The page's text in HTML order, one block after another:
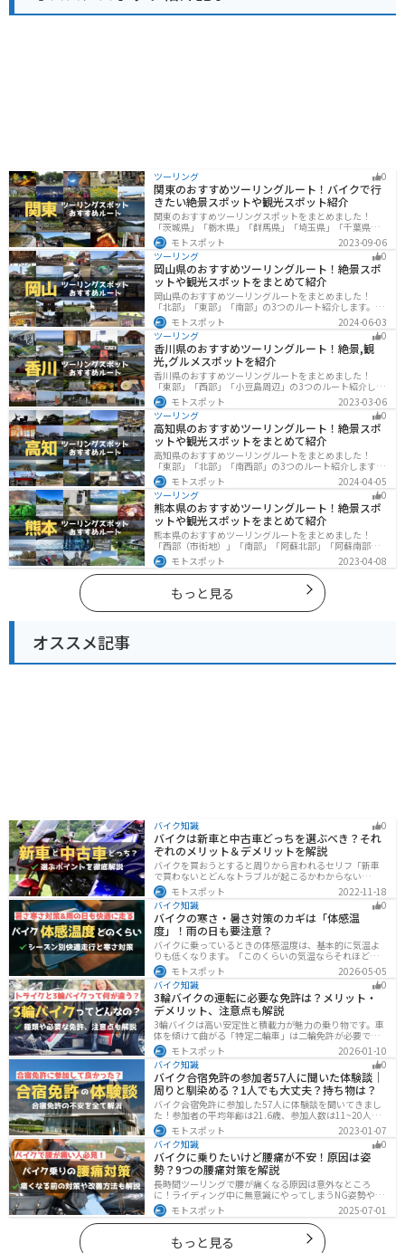
アクセスも良好です。 特に、夕暮れ時には、道の駅から
ツーリング 0
関東のおすすめツーリングルート！バイクで行
きたい絶景スポットや観光スポット紹介
関東のおすすめツーリングスポットをまとめました！
「茨城県」「栃木県」「群馬県」「埼玉県」「千葉県」
「東京都」「神奈川県」の各県の観光地紹介します。自
然豊かな山々や湖、温泉地が点在し、四季折々の景色を
楽しめるスポットが多数あります。バイクで関東にツー
リングに行く際は参考にしてください。
モトスポット
2023-09-06
ツーリング
0
岡山県のおすすめツーリングルート！絶景スポ
ットや観光スポットをまとめて紹介
岡山県のおすすめツーリングルートをまとめました！
「北部」「東部」「南部」の3つのルート紹介します。岡
山市や倉敷市など、歴史ある街並みも魅力的で、バイク
ツーリングに最適なスポットが多数あります。バイクで
岡山県にツーリングに行く際は参考にしてください。
モトスポット
2024-06-03
ツーリング
0
香川県のおすすめツーリングルート！絶景,観
光,グルメスポットを紹介
香川県のおすすめツーリングルートをまとめました！
「東部」「西部」「小豆島周辺」の3つのルート紹介しま
す。自然豊かな山から海、絶品グルメを満喫するツーリ
ングができます。バイクで香川県にツーリングに行く際
は参考にしてください。
モトスポット
2023-03-06
ツーリング
0
高知県のおすすめツーリングルート！絶景スポ
ットや観光スポットをまとめて紹介
高知県のおすすめツーリングルートをまとめました！
「東部」「北部」「南西部」の3つのルート紹介します。
山と海どちらも楽しめるスポットが多数あり、様々な楽
しみ方ができます。バイクで高知県にツーリングに行く
際は参考にしてください。
モトスポット
2024-04-05
ツーリング
0
熊本県のおすすめツーリングルート！絶景スポ
ットや観光スポットをまとめて紹介
熊本県のおすすめツーリングルートをまとめました！
「西部（市街地）」「南部」「阿蘇北部」「阿蘇南部」
の4つのルート紹介します。阿蘇山や天草諸島をはじめと
した豊かな自然や、熊本城や水前寺成趣園など歴史ある
観光スポットが多数あり、様々な楽しみ方ができます。
バイクで熊本県にツーリングに行く際は参考にしてくだ
さい。
モトスポット 2023-04-08
もっと見る
オススメ記事
バイク知識 0
バイクは新車と中古車どっちを選ぶべき？それ
ぞれのメリット＆デメリットを解説
バイクを買おうとすると周りから言われるセリフ「新車
で買わないとどんなトラブルが起こるかわからない
ぞ！」「いやいや、どうせ転ぶんだから中古車で十分
だ！」…いろんな意見があるから迷いますよね。でも新
車と中古車、どちらにも良い点と悪い点があるんです。
それぞれの特徴について解説します。
モトスポット
2022-11-18
バイク知識
0
バイクの寒さ・暑さ対策のカギは「体感温
度」！雨の日も要注意？
バイクに乗っているときの体感温度は、基本的に気温よ
りも低くなります。「このくらいの気温ならそれほど寒
くないだろう」そう考えて通常の装備でバイクに乗った
ら大変な目に遭った・・・そんな経験のあるライダーも
多いのではないでしょうか。今回はバイク走行中の体感
温度についてご紹介します。体感温度を考慮した快適走
行のポイントもまとめました。季節や天候を問わずバイ
クに乗る！そんなライダーの方はぜひ参考にしてみてく
ださい。[phtml blog-first-h2-module]バイク走行時の体
感温度は気温より低め？バイク走行時の体感温度は気温
と同じではありません。なぜ
モトスポット
2026-05-05
バイク知識
0
3輪バイクの運転に必要な免許は？メリット・
デメリット、注意点も解説
3輪バイクは高い安定性と積載力が魅力の乗り物です。車
体を傾けて曲がる「特定二輪車」は二輪免許が必要です
が、自立する「トライク」は普通自動車免許で運転で
き、ヘルメット着用も任意です。維持費はバイク並みです
が、運転特性や駐車ルールは車種により異なるため、事
前の確認が大切です。
モトスポット
2026-01-10
バイク知識
0
バイク合宿免許の参加者57人に聞いた体験談｜
周りと馴染める？1人でも大丈夫？持ち物は？
バイク合宿免許に参加した57人に体験談を聞いてきまし
た！参加者の平均年齢は21.6歳、参加人数は11~20人な
ど統計情報や人間関係はどうだったのか、持っていくべ
きものなど参加する前に知っておきたい情報をまとめま
した。
モトスポット
2023-01-07
バイク知識
0
バイクに乗りたいけど腰痛が不安！原因は姿
勢？9つの腰痛対策を解説
長時間ツーリングで腰が痛くなる原因は意外なところ
に！ライディング中に無意識にやってしまうNG姿勢や体
への負担、今すぐ見直せる予防・対策法をわかりやすく
解説。腰痛対策に効果的な便利アイテムも紹介し、快適
で楽しいツーリングをサポートします。
モトスポット 2025-07-01
もっと見る